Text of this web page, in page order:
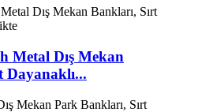
Metal Dış Mekan
Dayanaklı...